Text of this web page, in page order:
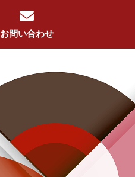
お問い合わせ